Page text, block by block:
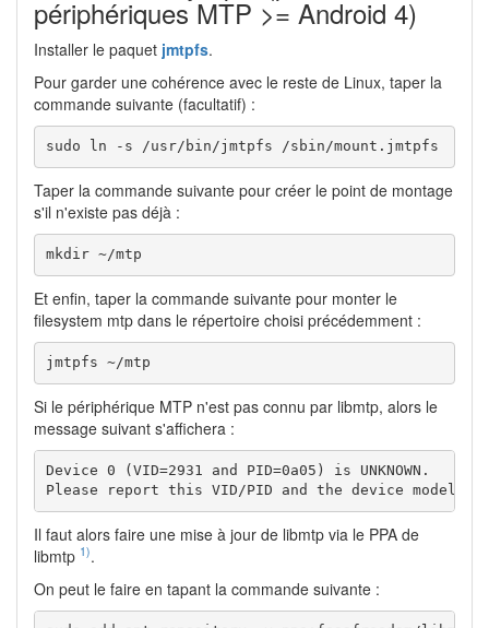
périphériques MTP >= Android 4)
Installer le paquet jmtpfs.
Pour garder une cohérence avec le reste de Linux, taper la
commande suivante (facultatif) :
sudo ln -s /usr/bin/jmtpfs /sbin/mount.jmtpfs
Taper la commande suivante pour créer le point de montage
s'il n'existe pas déjà :
mkdir ~/mtp
Et enfin, taper la commande suivante pour monter le
filesystem mtp dans le répertoire choisi précédemment :
jmtpfs ~/mtp
Si le périphérique MTP n'est pas connu par libmtp, alors le
message suivant s'affichera :
Device 0 (VID=2931 and PID=0a05) is UNKNOWN.
Please report this VID/PID and the device model to
Il faut alors faire une mise à jour de libmtp via le PPA de
libmtp 1).
On peut le faire en tapant la commande suivante :